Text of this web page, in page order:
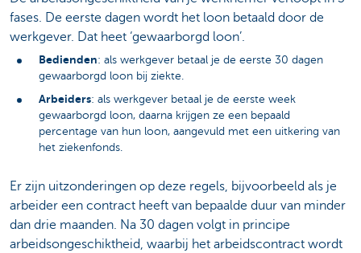
fases. De eerste dagen wordt het loon betaald door de
werkgever. Dat heet ‘gewaarborgd loon’.
Bedienden: als werkgever betaal je de eerste 30 dagen
gewaarborgd loon bij ziekte.
Arbeiders: als werkgever betaal je de eerste week
gewaarborgd loon, daarna krijgen ze een bepaald
percentage van hun loon, aangevuld met een uitkering van
het ziekenfonds.
Er zijn uitzonderingen op deze regels, bijvoorbeeld als je
arbeider een contract heeft van bepaalde duur van minder
dan drie maanden. Na 30 dagen volgt in principe
arbeidsongeschiktheid, waarbij het arbeidscontract wordt